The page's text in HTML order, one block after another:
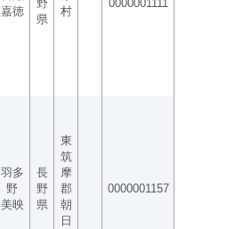
嘉徳
野
県
村
0000001111
羽多
野
美映
長
野
県
東
筑
摩
郡
朝
日
0000001157